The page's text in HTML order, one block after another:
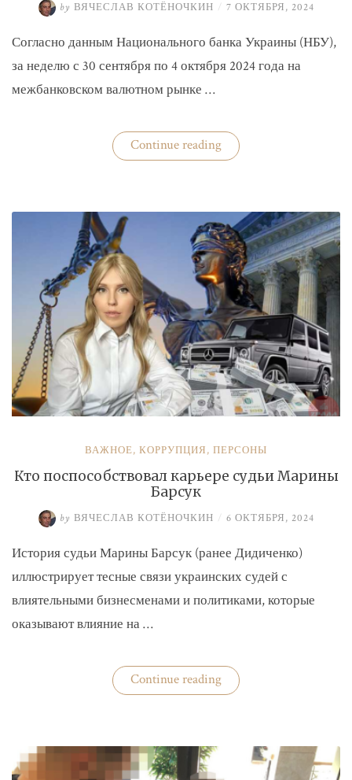
by ВЯЧЕСЛАВ КОТЁНОЧКИН / 7 ОКТЯБРЯ, 2024
Согласно данным Национального банка Украины (НБУ),
за неделю с 30 сентября по 4 октября 2024 года на
межбанковском валютном рынке …
Continue reading«Нацбанк
четвертую
покупает»
ВАЖНОЕ, КОРРУПЦИЯ, ПЕРСОНЫ
Кто поспособствовал карьере судьи Марины
Барсук
by ВЯЧЕСЛАВ КОТЁНОЧКИН / 6 ОКТЯБРЯ, 2024
История судьи Марины Барсук (ранее Дидиченко)
иллюстрирует тесные связи украинских судей с
влиятельными бизнесменами и политиками, которые
оказывают влияние на …
Continue reading«Кто
поспособствовал
Барсук»